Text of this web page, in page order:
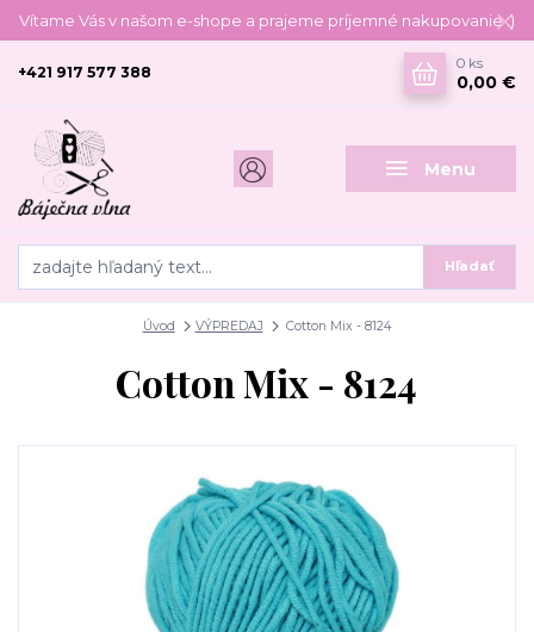
Vítame Vás v našom e-shope a prajeme príjemné nakupovanie :)
Menu
Hľadať
+421 917 577 388
0 ks
0,00 €
Úvod VÝPREDAJ Cotton Mix - 8124
Cotton Mix - 8124